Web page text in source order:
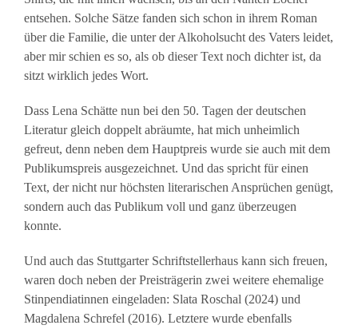
entsehen. Solche Sätze fanden sich schon in ihrem Roman
über die Familie, die unter der Alkoholsucht des Vaters leidet,
aber mir schien es so, als ob dieser Text noch dichter ist, da
sitzt wirklich jedes Wort.
Dass Lena Schätte nun bei den 50. Tagen der deutschen
Literatur gleich doppelt abräumte, hat mich unheimlich
gefreut, denn neben dem Hauptpreis wurde sie auch mit dem
Publikumspreis ausgezeichnet. Und das spricht für einen
Text, der nicht nur höchsten literarischen Ansprüchen genügt,
sondern auch das Publikum voll und ganz überzeugen
konnte.
Und auch das Stuttgarter Schriftstellerhaus kann sich freuen,
waren doch neben der Preisträgerin zwei weitere ehemalige
Stinpendiatinnen eingeladen: Slata Roschal (2024) und
Magdalena Schrefel (2016). Letztere wurde ebenfalls